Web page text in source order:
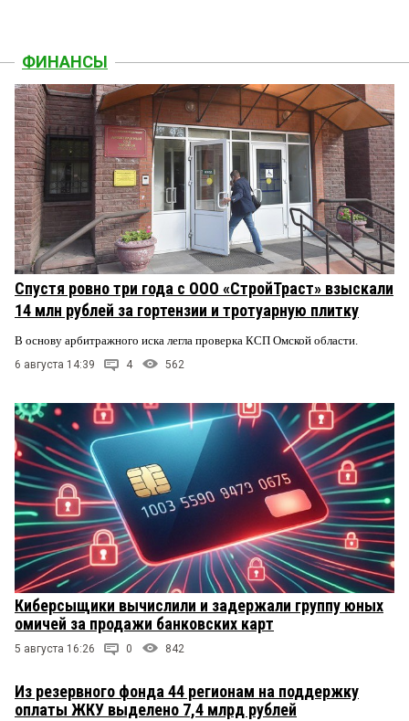
ФИНАНСЫ
Спустя ровно три года с ООО «СтройТраст» взыскали
14 млн рублей за гортензии и тротуарную плитку
В основу арбитражного иска легла проверка КСП Омской области.
6 августа 14:39 4 562
Киберсыщики вычислили и задержали группу юных
омичей за продажи банковских карт
5 августа 16:26 0 842
Из резервного фонда 44 регионам на поддержку
оплаты ЖКУ выделено 7,4 млрд рублей